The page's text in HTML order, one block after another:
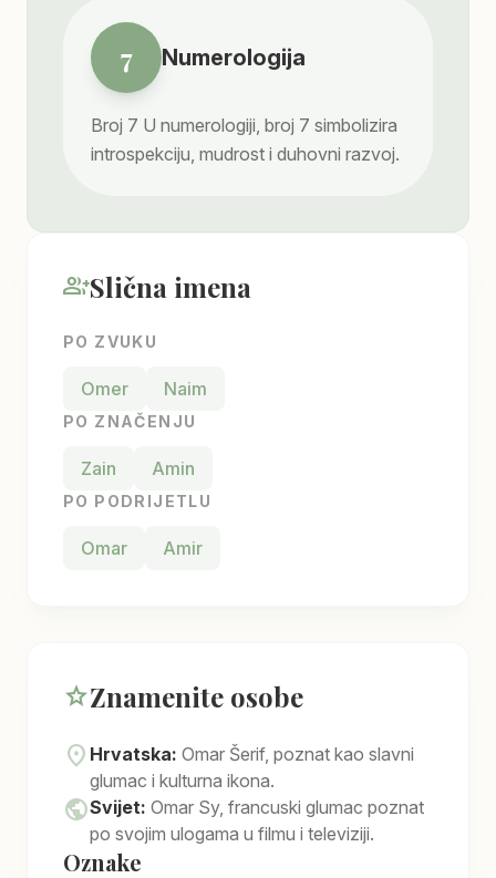
7 Numerologija
Broj 7 U numerologiji, broj 7 simbolizira
introspekciju, mudrost i duhovni razvoj.
group_addSlična imena
PO ZVUKU
Omer Naim
PO ZNAČENJU
Zain Amin
PO PODRIJETLU
Omar Amir
starZnamenite osobe
location_on Hrvatska: Omar Šerif, poznat kao slavni
glumac i kulturna ikona.
publicSvijet: Omar Sy, francuski glumac poznat
po svojim ulogama u filmu i televiziji.
Oznake